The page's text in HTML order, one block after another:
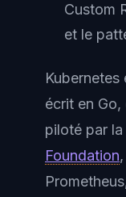
Custom
et le
écrit en
piloté par la
Foundation